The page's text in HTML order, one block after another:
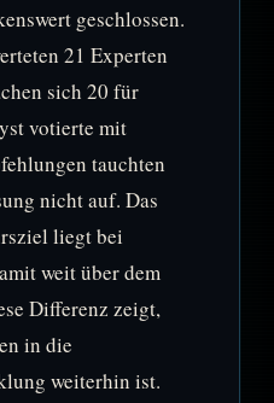
geschlossen.
21 Experten
sich 20 für
votierte mit
tauchten
nicht auf. Das
liegt bei
weit über dem
Differenz zeigt,
in die
weiterhin ist.